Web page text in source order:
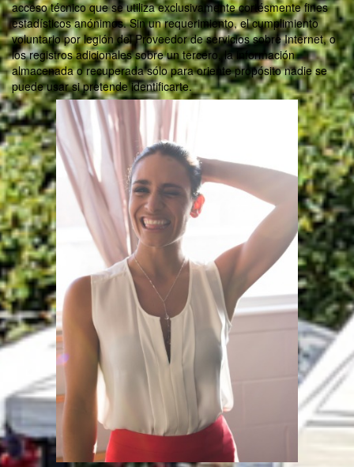
acceso técnico que se utiliza exclusivamente cortésmente fines
estadísticos anónimos. Sin un requerimiento, el cumplimiento
voluntario por legión del Proveedor de servicios sobre Internet, o
los registros adicionales sobre un tercero, la información
almacenada o recuperada sólo para oriente propósito nadie se
puede usar si pretende identificarte.